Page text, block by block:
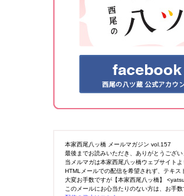
本家西尾八ッ橋 メールマガジン vol.157
最後までお読みいただき、ありがとうござい
当メルマガは本家西尾八ッ橋ウェブサイト
HTMLメールでの配信を希望されず、テキ
大変お手数ですが【本家西尾八ッ橋】
このメールにお心当たりのない方は、お手